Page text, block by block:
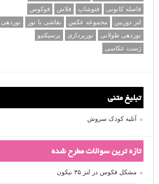
فاصله کانونی
فتوشاپ فلاش
فوکوس
لنز دوربین
مجموعه عکس نقاشی با نور
نوردهی
نوردهی طولانی
نورپردازی
پرسپکتیو
ژست عکاسی
تبلیغ متنی
آتلیه کودک سروش
تازه ترین سوالات مطرح شده
مشکل فکوس در لنز ۳۵ نیکون